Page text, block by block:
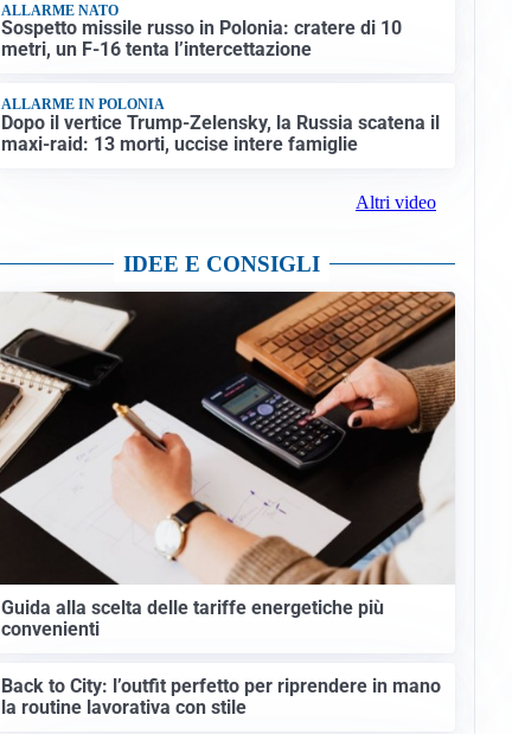
ALLARME NATO
Sospetto missile russo in Polonia: cratere di 10
metri, un F-16 tenta l’intercettazione
ALLARME IN POLONIA
Dopo il vertice Trump-Zelensky, la Russia scatena il
maxi-raid: 13 morti, uccise intere famiglie
Altri video
IDEE E CONSIGLI
Guida alla scelta delle tariffe energetiche più
convenienti
Back to City: l’outfit perfetto per riprendere in mano
la routine lavorativa con stile